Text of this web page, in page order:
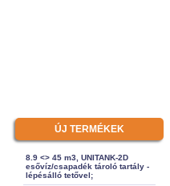
ÚJ TERMÉKEK
8.9 <> 45 m3, UNITANK-2D
esővíz/csapadék tároló tartály -
lépésálló tetővel;